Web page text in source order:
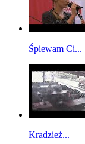
Śpiewam Ci...
Kradzież...